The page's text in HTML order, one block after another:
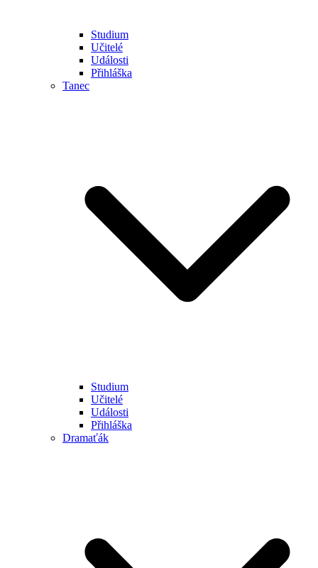
Studium
Učitelé
Události
Přihláška
Tanec
Studium
Učitelé
Události
Přihláška
Dramaťák